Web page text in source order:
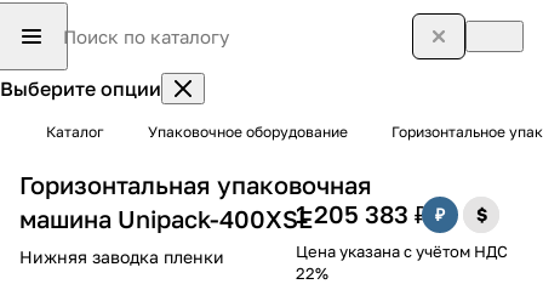
Выберите опции
Каталог Упаковочное оборудование Горизонтальное
Горизонтальная упаковочная
машина Unipack-400XSE
Нижняя заводка пленки
1 205 383 ₽
Цена указана с учётом НДС
22%